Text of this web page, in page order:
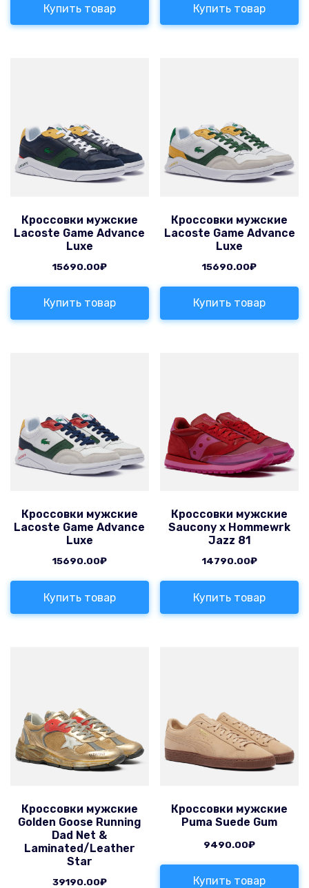
Купить товар Купить товар
Кроссовки мужские
Lacoste Game Advance
Luxe
15690.00₽
Купить товар
Кроссовки мужские
Lacoste Game Advance
Luxe
15690.00₽
Купить товар
Кроссовки мужские
Lacoste Game Advance
Luxe
15690.00₽
Купить товар
Кроссовки мужские
Saucony x Hommewrk
Jazz 81
14790.00₽
Купить товар
Кроссовки мужские
Golden Goose Running
Dad Net &
Laminated/Leather
Star
39190.00₽
Кроссовки мужские
Puma Suede Gum
9490.00₽
Купить товар